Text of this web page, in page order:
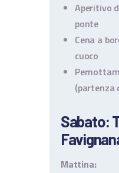
Aperitivo
ponte
Cena a
cuoco
(partenza
Sabato:
Mattina: